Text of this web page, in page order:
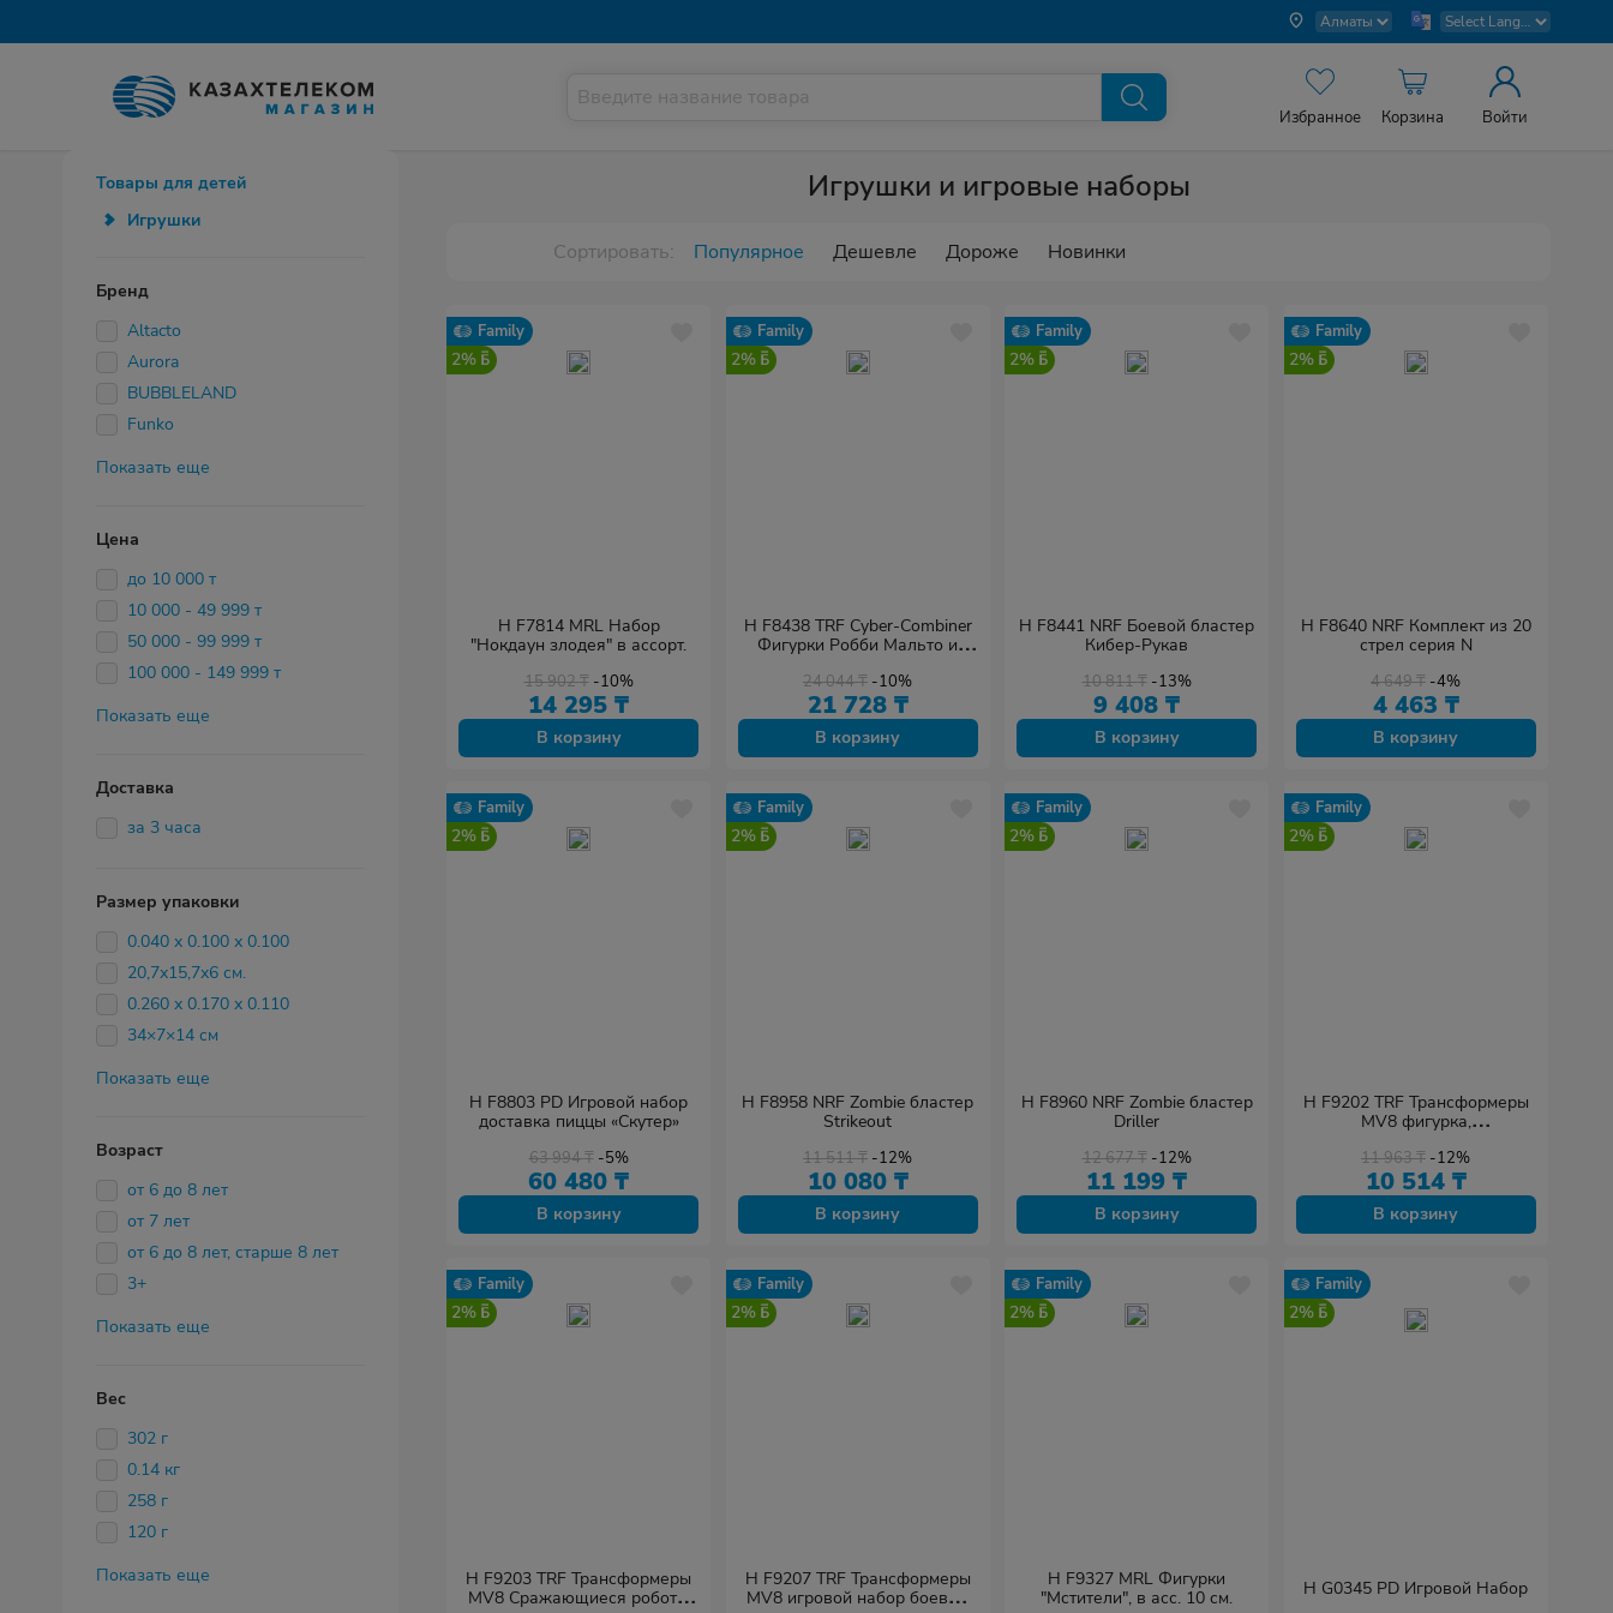
Избранное Корзина Войти
Товары для детей
Игрушки
Бренд
Altacto
Aurora
BUBBLELAND
Funko
Показать еще
Цена
до 10 000 т
10 000 - 49 999 т
50 000 - 99 999 т
100 000 - 149 999 т
Показать еще
Доставка
за 3 часа
Размер упаковки
0.040 х 0.100 х 0.100
20,7х15,7х6 см.
0.260 х 0.170 х 0.110
34×7×14 см
Показать еще
Возраст
от 6 до 8 лет
от 7 лет
от 6 до 8 лет, старше 8 лет
3+
Показать еще
Вес
302 г
0.14 кг
258 г
120 г
Показать еще
Игрушки и игровые наборы
Сортировать: Популярное Дешевле Дороже Новинки
Family
2%
H F7814 MRL Набор
"Нокдаун злодея" в ассорт.
15 902₸ -10%
14 295 ₸
В корзину
Family
2%
H F8438 TRF Cyber-Combiner
Фигурки Робби Мальто и
24 044₸ -10%
21 728 ₸
В корзину
Family
2%
H F8441 NRF Боевой бластер
Кибер-Рукав
10 811₸ -13%
9 408 ₸
В корзину
Family
2%
H F8640 NRF Комплект из 20
стрел серия N
4 649₸ -4%
4 463 ₸
В корзину
Family
2%
H F8803 PD Игровой набор
доставка пиццы «Скутер»
63 994₸ -5%
60 480 ₸
В корзину
Family
2%
H F8958 NRF Zombie бластер
Strikeout
11 511₸ -12%
10 080 ₸
В корзину
Family
2%
H F8960 NRF Zombie бластер
Driller
12 677₸ -12%
11 199 ₸
В корзину
Family
2%
H F9202 TRF Трансформеры
MV8 фигурка,
10см в асс.
11 963₸ -12%
10 514 ₸
В корзину
Family
2%
H F9203 TRF Трансформеры
MV8 Сражающиеся роботы
Family
2%
H F9207 TRF Трансформеры
MV8 игровой набор боевые
Family
2%
H F9327 MRL Фигурки
"Мстители", в асс. 10 см.
Family
2%
H G0345 PD Игровой Набор